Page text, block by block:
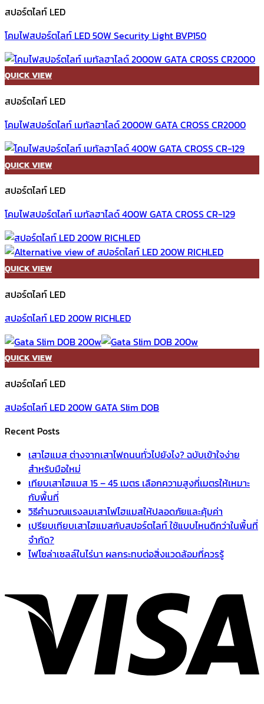
สปอร์ตไลท์ LED
โคมไฟสปอร์ตไลท์ LED 50W Security Light BVP150
QUICK VIEW
สปอร์ตไลท์ LED
โคมไฟสปอร์ตไลท์ เมทัลฮาไลด์ 2000W GATA CROSS CR2000
QUICK VIEW
สปอร์ตไลท์ LED
โคมไฟสปอร์ตไลท์ เมทัลฮาไลด์ 400W GATA CROSS CR-129
QUICK VIEW
สปอร์ตไลท์ LED
สปอร์ตไลท์ LED 200W RICHLED
QUICK VIEW
สปอร์ตไลท์ LED
สปอร์ตไลท์ LED 200W GATA Slim DOB
Recent Posts
เสาไฮแมส ต่างจากเสาไฟถนนทั่วไปยังไง? ฉบับเข้าใจง่าย
สำหรับมือใหม่
เทียบเสาไฮแมส 15 – 45 เมตร เลือกความสูงกี่เมตรให้เหมาะ
กับพื้นที่
วิธีคำนวณแรงลมเสาไฟไฮแมสให้ปลอดภัยและคุ้มค่า
เปรียบเทียบเสาไฮแมสกับสปอร์ตไลท์ ใช้แบบไหนดีกว่าในพื้นที่
จำกัด?
ไฟโซล่าเซลล์ในไร่นา ผลกระทบต่อสิ่งแวดล้อมที่ควรรู้